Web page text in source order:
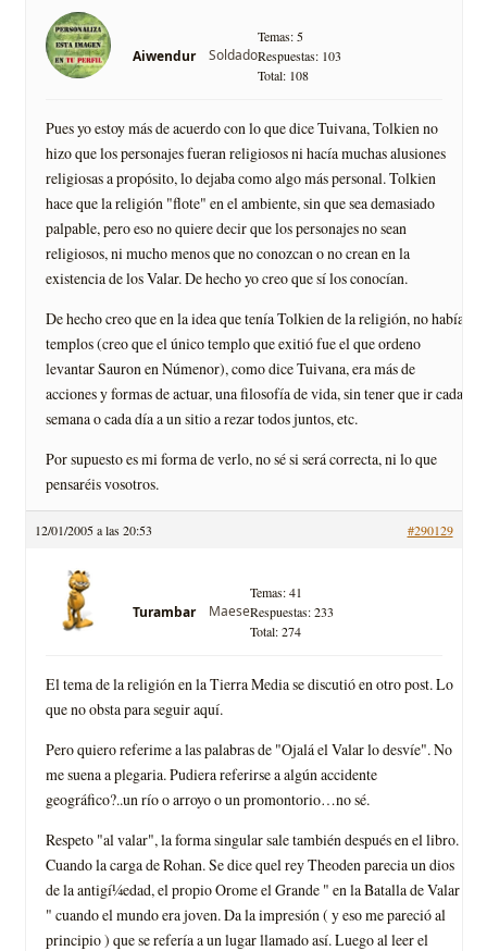
Aiwendur Soldado
Temas: 5
Respuestas: 103
Total: 108
Pues yo estoy más de acuerdo con lo que dice Tuivana, Tolkien no
hizo que los personajes fueran religiosos ni hací­a muchas alusiones
religiosas a propósito, lo dejaba como algo más personal. Tolkien
hace que la religión "flote" en el ambiente, sin que sea demasiado
palpable, pero eso no quiere decir que los personajes no sean
religiosos, ni mucho menos que no conozcan o no crean en la
existencia de los Valar. De hecho yo creo que sí­ los conocí­an.
De hecho creo que en la idea que tení­a Tolkien de la religión, no habí­a
templos (creo que el único templo que exitió fue el que ordeno
levantar Sauron en Númenor), como dice Tuivana, era más de
acciones y formas de actuar, una filosofí­a de vida, sin tener que ir cada
semana o cada dí­a a un sitio a rezar todos juntos, etc.
Por supuesto es mi forma de verlo, no sé si será correcta, ni lo que
pensaréis vosotros.
12/01/2005 a las 20:53 #290129
Turambar Maese
Temas: 41
Respuestas: 233
Total: 274
El tema de la religión en la Tierra Media se discutió en otro post. Lo
que no obsta para seguir aquí­.
Pero quiero referime a las palabras de "Ojalá el Valar lo desví­e". No
me suena a plegaria. Pudiera referirse a algún accidente
geográfico?..un rí­o o arroyo o un promontorio…no sé.
Respeto "al valar", la forma singular sale también después en el libro.
Cuando la carga de Rohan. Se dice quel rey Theoden parecia un dios
de la antigí¼edad, el propio Orome el Grande " en la Batalla de Valar
" cuando el mundo era joven. Da la impresión ( y eso me pareció al
principio ) que se referí­a a un lugar llamado así­. Luego al leer el